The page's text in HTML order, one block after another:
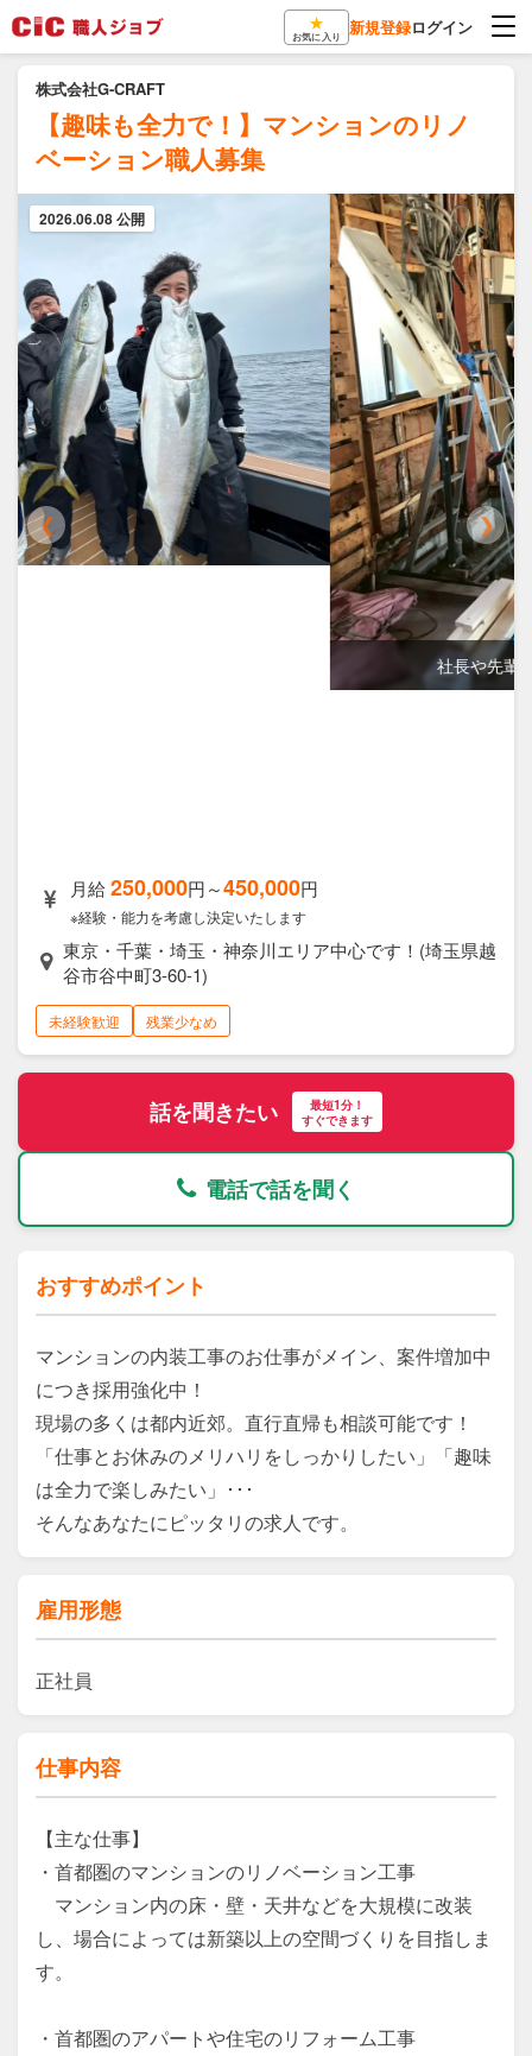
★
お気に入り 新規登録ログイン
株式会社G-CRAFT
【趣味も全力で！】マンションのリノ
ベーション職人募集
2026.06.08 公開
❮ ❯
月給250,000円～450,000円
※経験・能力を考慮し決定いたします
東京・千葉・埼玉・神奈川エリア中心です！(埼玉県越
谷市谷中町3-60-1)
未経験歓迎 残業少なめ
話を聞きたい
最短1分！
すぐできます
電話で話を聞く
おすすめポイント
マンションの内装工事のお仕事がメイン、案件増加中
につき採用強化中！
現場の多くは都内近郊。直行直帰も相談可能です！
「仕事とお休みのメリハリをしっかりしたい」「趣味
は全力で楽しみたい」･･･
そんなあなたにピッタリの求人です。
雇用形態
正社員
仕事内容
【主な仕事】
・首都圏のマンションのリノベーション工事
マンション内の床・壁・天井などを大規模に改装
し、場合によっては新築以上の空間づくりを目指しま
す。
・首都圏のアパートや住宅のリフォーム工事